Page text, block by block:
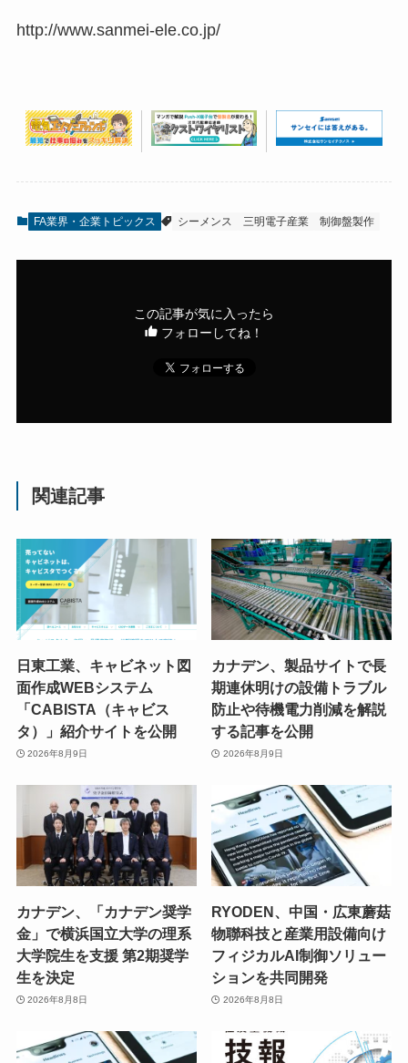
http://www.sanmei-ele.co.jp/
FA業界・企業トピックス シーメンス 三明電子産業 制御盤製作
この記事が気に入ったら
フォローしてね！
関連記事
日東工業、キャビネット図
面作成WEBシステム
「CABISTA（キャビス
タ）」紹介サイトを公開
2026年8月9日
カナデン、製品サイトで長
期連休明けの設備トラブル
防止や待機電力削減を解説
する記事を公開
2026年8月9日
カナデン、「カナデン奨学
金」で横浜国立大学の理系
大学院生を支援 第2期奨学
生を決定
2026年8月8日
RYODEN、中国・広東蘑菇
物聯科技と産業用設備向け
フィジカルAI制御ソリュー
ションを共同開発
2026年8月8日